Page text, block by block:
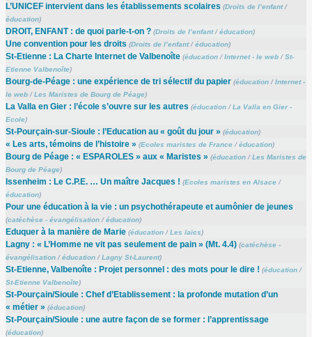
L’UNICEF intervient dans les établissements scolaires (Droits de l’enfant/
éducation)
DROIT, ENFANT : de quoi parle-t-on ? (Droits de l’enfant/éducation)
Une convention pour les droits (Droits de l’enfant/éducation)
St-Etienne : La Charte Internet de Valbenoîte (éducation/Internet - le web/St-
Etienne Valbenoîte)
Bourg-de-Péage : une expérience de tri sélectif du papier (éducation/Internet -
le web/Les Maristes de Bourg de Péage)
La Valla en Gier : l’école s’ouvre sur les autres (éducation/La Valla en Gier -
Ecole)
St-Pourçain-sur-Sioule : l’Education au « goût du jour » (éducation)
« Les arts, témoins de l’histoire » (Ecoles maristes de France/éducation)
Bourg de Péage : « ESPAROLES » aux « Maristes » (éducation/Les Maristes de
Bourg de Péage)
Issenheim : Le C.P.E. … Un maître Jacques ! (Ecoles maristes en Alsace/
éducation)
Pour une éducation à la vie : un psychothérapeute et aumônier de jeunes
(catéchèse - évangélisation/éducation)
Eduquer à la manière de Marie (éducation/Les laïcs)
Lagny : « L’Homme ne vit pas seulement de pain » (Mt. 4.4) (catéchèse -
évangélisation/éducation/Lagny St-Laurent)
St-Etienne, Valbenoîte : Projet personnel : des mots pour le dire ! (éducation/
St-Etienne Valbenoîte)
St-Pourçain/Sioule : Chef d’Etablissement : la profonde mutation d’un
« métier » (éducation)
St-Pourçain/Sioule : une autre façon de se former : l’apprentissage
(éducation)